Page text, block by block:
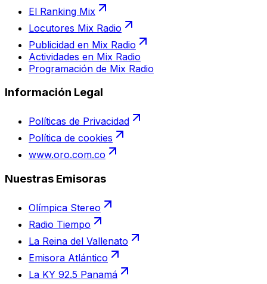
El Ranking Mix
Locutores Mix Radio
Publicidad en Mix Radio
Actividades en Mix Radio
Programación de Mix Radio
Información Legal
Políticas de Privacidad
Política de cookies
www.oro.com.co
Nuestras Emisoras
Olímpica Stereo
Radio Tiempo
La Reina del Vallenato
Emisora Atlántico
La KY 92.5 Panamá